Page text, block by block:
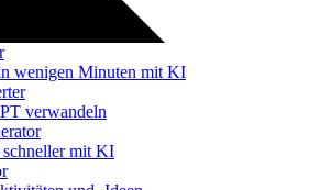
wenigen Minuten mit KI
verwandeln
schneller mit KI